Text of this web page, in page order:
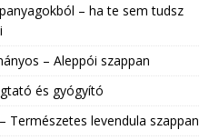
– ha te sem tudsz
– Aleppói szappan
és gyógyító
Természetes levendula szappan